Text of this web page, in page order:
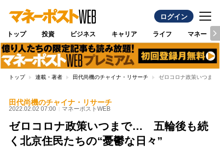
ログイン
トップ 投資 ビジネス キャリア ライフ マネー
トップ 連載・著者 田代尚機のチャイナ・リサーチ ゼロコロナ政策いつま
田代尚機のチャイナ・リサーチ
2022.02.02 07:00 マネーポストWEB
ゼロコロナ政策いつまで… 五輪後も続
く北京住民たちの“憂鬱な日々”